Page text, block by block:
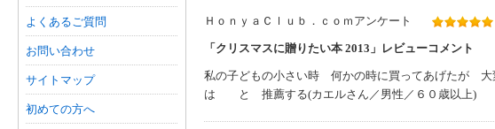
よくあるご質問
お問い合わせ
サイトマップ
初めての方へ
ＨｏｎｙａＣｌｕｂ．ｃｏｍアンケート
「クリスマスに贈りたい本 2013」レビューコメント
私の子どもの小さい時 何かの時に買ってあげたが
は と 推薦する(カエルさん／男性／６０歳以上)